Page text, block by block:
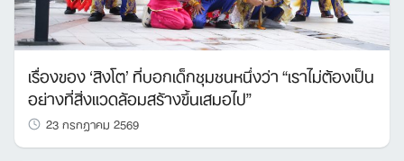
เรื่องของ ‘สิงโต’ ที่บอกเด็กชุมชนหนึ่งว่า “เราไม่ต้องเป็น
อย่างที่สิ่งแวดล้อมสร้างขึ้นเสมอไป”
23 กรกฎาคม 2569